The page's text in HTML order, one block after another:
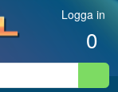
Logga in
0